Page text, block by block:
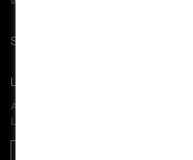
Servicios
Live Chat
Atención al cliente
Lu - Vi de 09:00-16:00